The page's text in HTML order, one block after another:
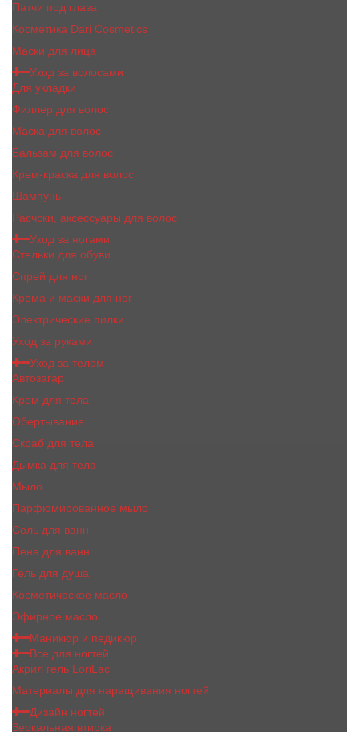
Патчи под глаза
Косметика Dari Cosmetics
Маски для лица
Уход за волосами
Для укладки
Филлер для волос
Маска для волос
Бальзам для волос
Крем-краска для волос
Шампунь
Расчски, аксессуары для волос
Уход за ногами
Стельки для обуви
Спрей для ног
Крема и маски для ног
Электрические пилки
Уход за руками
Уход за телом
Автозагар
Крем для тела
Обертывание
Скраб для тела
Дымка для тела
Мыло
Парфюмированное мыло
Соль для ванн
Пена для ванн
Гель для душа
Косметическое масло
Эфирное масло
Маникюр и педикюр
Все для ногтей
Акрил гель LoriLac
Материалы для наращивания ногтей
Дизайн ногтей
Зеркальная втирка